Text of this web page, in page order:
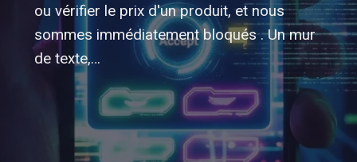
ou vérifier le prix d'un produit, et nous
sommes immédiatement bloqués . Un mur
de texte,…